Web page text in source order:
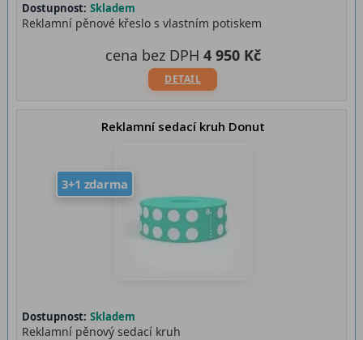
Dostupnost: Skladem
Reklamní pěnové křeslo s vlastním potiskem
DETAIL
cena bez DPH 4 950 Kč
Reklamní sedací kruh Donut
3+1 zdarma
Dostupnost: Skladem
Reklamní pěnový sedací kruh